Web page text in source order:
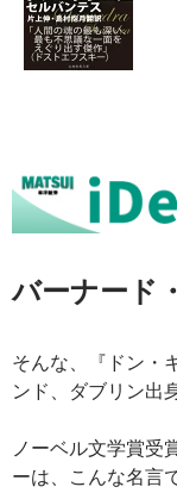
バーナード
そんな、『ドン・
ンド、ダブリン出
ノーベル文学賞受
ーは、こんな名言